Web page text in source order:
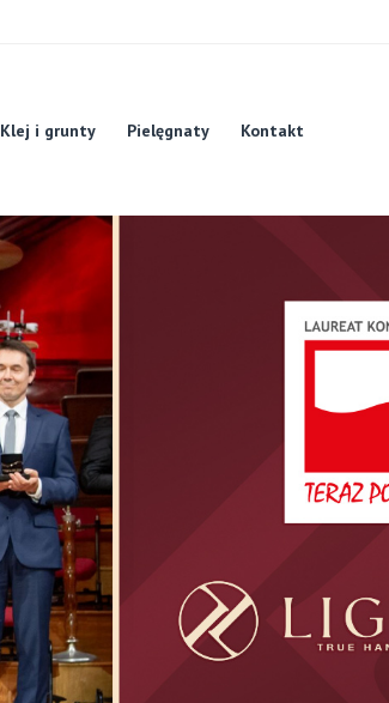
Klej i grunty Pielęgnaty Kontakt